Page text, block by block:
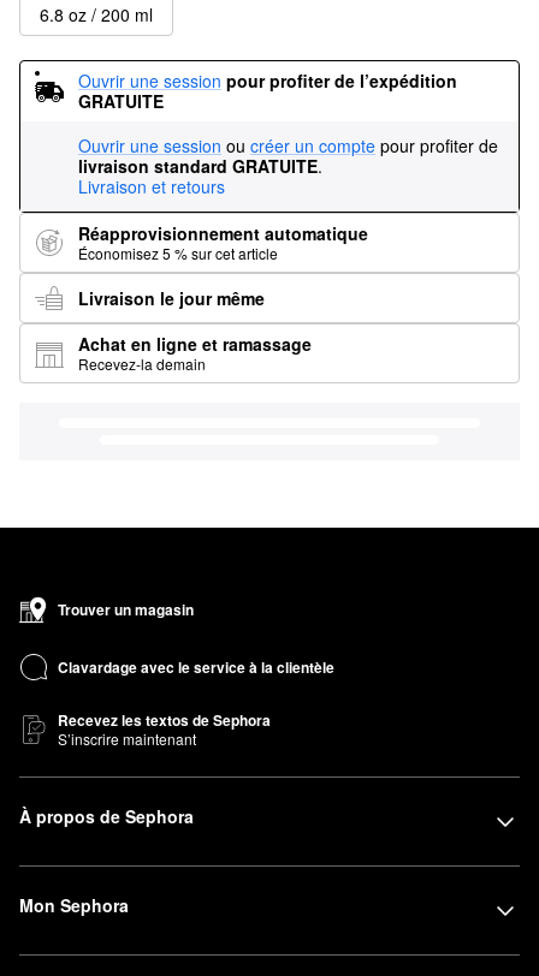
6.8 oz / 200 ml
Ouvrir une session pour profiter de l’expédition
GRATUITE
Ouvrir une session ou créer un compte pour profiter de
livraison standard GRATUITE.
Livraison et retours
Réapprovisionnement automatique
Économisez 5 % sur cet article
Livraison le jour même
Achat en ligne et ramassage
Recevez-la demain
Trouver un magasin
Clavardage avec le service à la clientèle
Recevez les textos de Sephora
S’inscrire maintenant
À propos de Sephora
Mon Sephora